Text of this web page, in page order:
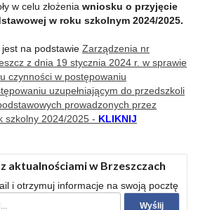
w celu złożenia wniosku o przyjęcie
w roku szkolnym 2024/2025.
na podstawie Zarządzenia nr
z dnia 19 stycznia 2024 r. w sprawie
czynności w postępowaniu
uzupełniającym do przedszkoli
prowadzonych przez
szkolny 2024/2025 - KLIKNIJ
aktualnościami w Brzeszczach
i otrzymuj informacje na swoją pocztę